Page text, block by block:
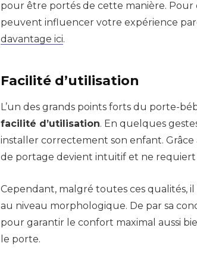
pour être portés de cette manière.
peuvent influencer votre expérience
davantage ici.
Facilité d’utilisation
L’un des grands points forts du porte-
facilité d’utilisation. En quelques
installer correctement son enfant. Grâce
de portage devient intuitif et ne requiert
Cependant, malgré toutes ces qualités,
au niveau morphologique. De par sa
pour garantir le confort maximal aussi
le porte.